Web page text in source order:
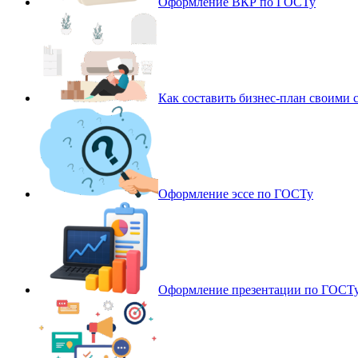
Как составить бизнес-план своими
Оформление эссе по ГОСТу
Оформление презентации по